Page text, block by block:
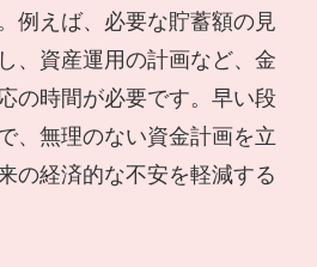
例えば、必要な貯蓄額の見
、資産運用の計画など、金
の時間が必要です。早い段
、無理のない資金計画を立
の経済的な不安を軽減する